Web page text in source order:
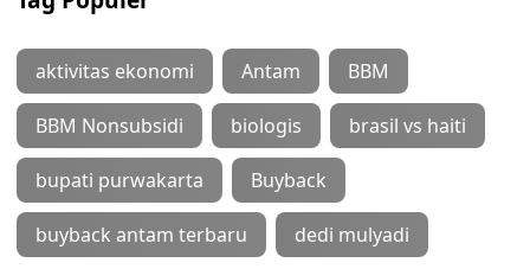
aktivitas ekonomi Antam BBM
BBM Nonsubsidi biologis brasil vs haiti
bupati purwakarta Buyback
buyback antam terbaru dedi mulyadi